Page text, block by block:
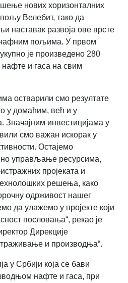
нових хоризонталних
Велебит, тако да
наставак развоја ове врсте
пољима. У првом
је произведено 280
и гаса на свим
остварили смо резултате
у домаћим, већ и у
Значајним инвестицијама у
смо важан искорак у
. Остајемо
управљање ресурсима,
пројеката и
решења, како
одрживост нашег
да улажемо у пројекте који
пословања“, рекао је
Дирекције
и производња“.
у Србији која се бави
нафте и гаса, при